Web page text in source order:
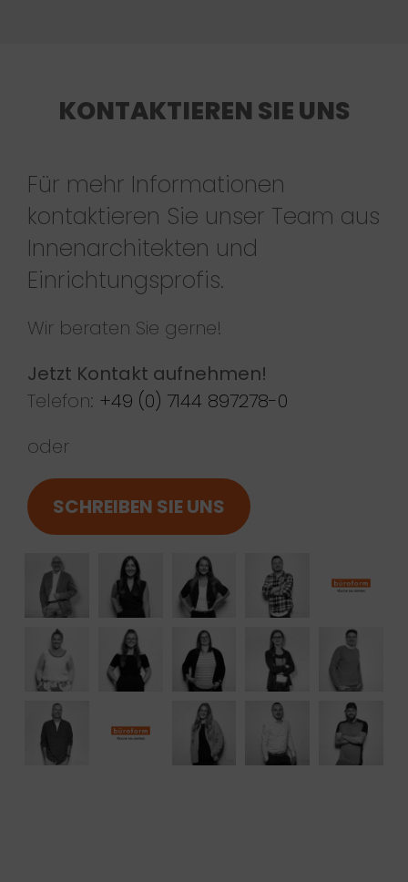
KONTAKTIEREN SIE UNS
Für mehr Informationen
kontaktieren Sie unser Team aus
Innenarchitekten und
Einrichtungsprofis.
Wir beraten Sie gerne!
Jetzt Kontakt aufnehmen!
Telefon: +49 (0) 7144 897278-0
oder
SCHREIBEN SIE UNS